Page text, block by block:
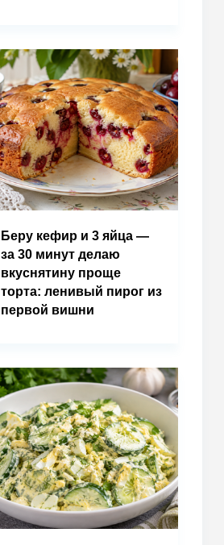
Беру кефир и 3 яйца —
за 30 минут делаю
вкуснятину проще
торта: ленивый пирог из
первой вишни